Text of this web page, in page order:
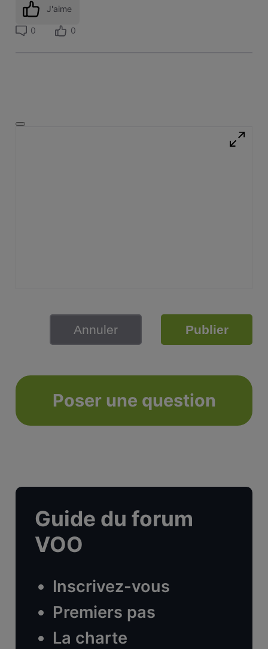
J'aime
0 0
Annuler Publier
Poser une question
Guide du forum
VOO
Inscrivez-vous
Premiers pas
La charte